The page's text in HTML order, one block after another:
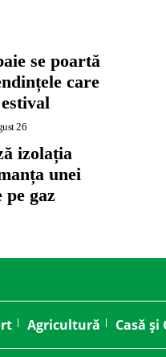
se poartă
care
26
izolația
unei
pe gaz
Agricultură Casă și